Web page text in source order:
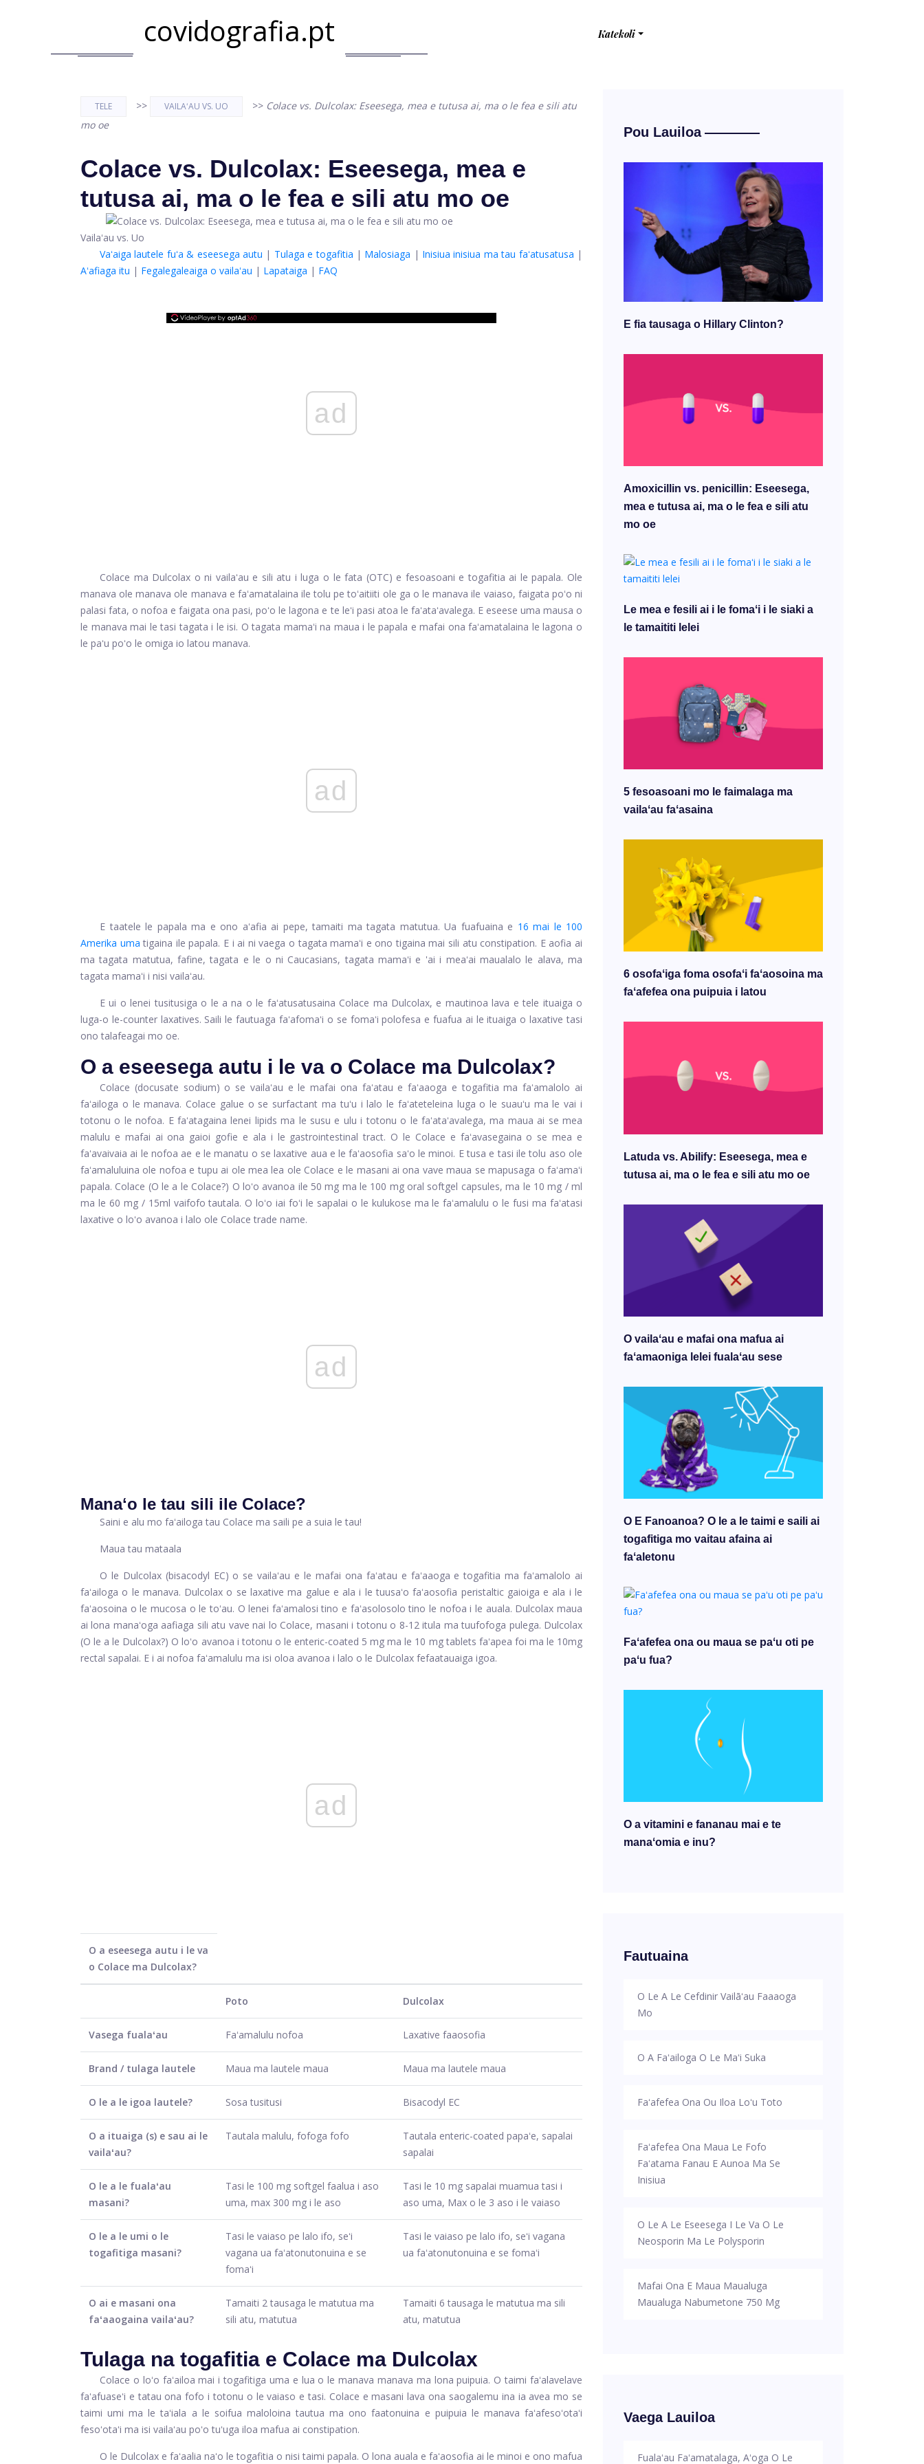
covidografia.pt Katekoli
TELE >> VAILAʻAU VS. UO >> Colace vs. Dulcolax: Eseesega, mea e tutusa ai, ma o le fea e sili atu
mo oe
Colace vs. Dulcolax: Eseesega, mea e
tutusa ai, ma o le fea e sili atu mo oe
Vailaʻau vs. Uo
Vaʻaiga lautele fuʻa & eseesega autu | Tulaga e togafitia | Malosiaga | Inisiua inisiua ma tau faʻatusatusa |
Aʻafiaga itu | Fegalegaleaiga o vailaʻau | Lapataiga | FAQ
ad
Colace ma Dulcolax o ni vailaʻau e sili atu i luga o le fata (OTC) e fesoasoani e togafitia ai le papala. Ole
manava ole manava ole manava e faʻamatalaina ile tolu pe toʻaitiiti ole ga o le manava ile vaiaso, faigata poʻo ni
palasi fata, o nofoa e faigata ona pasi, poʻo le lagona e te leʻi pasi atoa le faʻataʻavalega. E eseese uma mausa o
le manava mai le tasi tagata i le isi. O tagata mamaʻi na maua i le papala e mafai ona faʻamatalaina le lagona o
le paʻu poʻo le omiga io latou manava.
ad
E taatele le papala ma e ono aʻafia ai pepe, tamaiti ma tagata matutua. Ua fuafuaina e 16 mai le 100
Amerika uma tigaina ile papala. E i ai ni vaega o tagata mamaʻi e ono tigaina mai sili atu constipation. E aofia ai
ma tagata matutua, fafine, tagata e le o ni Caucasians, tagata mamaʻi e 'ai i meaʻai maualalo le alava, ma
tagata mamaʻi i nisi vailaʻau.
E ui o lenei tusitusiga o le a na o le faʻatusatusaina Colace ma Dulcolax, e mautinoa lava e tele ituaiga o
luga-o le-counter laxatives. Saili le fautuaga faʻafomaʻi o se fomaʻi polofesa e fuafua ai le ituaiga o laxative tasi
ono talafeagai mo oe.
O a eseesega autu i le va o Colace ma Dulcolax?
Colace (docusate sodium) o se vailaʻau e le mafai ona faʻatau e faʻaaoga e togafitia ma faʻamalolo ai
faʻailoga o le manava. Colace galue o se surfactant ma tuʻu i lalo le faʻateteleina luga o le suauʻu ma le vai i
totonu o le nofoa. E faʻatagaina lenei lipids ma le susu e ulu i totonu o le faʻataʻavalega, ma maua ai se mea
malulu e mafai ai ona gaioi gofie e ala i le gastrointestinal tract. O le Colace e faʻavasegaina o se mea e
faʻavaivaia ai le nofoa ae e le manatu o se laxative aua e le faʻaosofia saʻo le minoi. E tusa e tasi ile tolu aso ole
faʻamaluluina ole nofoa e tupu ai ole mea lea ole Colace e le masani ai ona vave maua se mapusaga o faʻamaʻi
papala. Colace (O le a le Colace?) O loʻo avanoa ile 50 mg ma le 100 mg oral softgel capsules, ma le 10 mg / ml
ma le 60 mg / 15ml vaifofo tautala. O loʻo iai foʻi le sapalai o le kulukose ma le faʻamalulu o le fusi ma faʻatasi
laxative o loʻo avanoa i lalo ole Colace trade name.
ad
Manaʻo le tau sili ile Colace?
Saini e alu mo faʻailoga tau Colace ma saili pe a suia le tau!
Maua tau mataala
O le Dulcolax (bisacodyl EC) o se vailaʻau e le mafai ona faʻatau e faʻaaoga e togafitia ma faʻamalolo ai
faʻailoga o le manava. Dulcolax o se laxative ma galue e ala i le tuusaʻo faʻaosofia peristaltic gaioiga e ala i le
faʻaosoina o le mucosa o le toʻau. O lenei faʻamalosi tino e faʻasolosolo tino le nofoa i le auala. Dulcolax maua
ai lona manaʻoga aafiaga sili atu vave nai lo Colace, masani i totonu o 8-12 itula ma tuufofoga pulega. Dulcolax
(O le a le Dulcolax?) O loʻo avanoa i totonu o le enteric-coated 5 mg ma le 10 mg tablets faʻapea foi ma le 10mg
rectal sapalai. E i ai nofoa faʻamalulu ma isi oloa avanoa i lalo o le Dulcolax fefaatauaiga igoa.
ad
O a eseesega autu i le va
o Colace ma Dulcolax?
Poto Dulcolax
Vasega fualaʻau Faʻamalulu nofoa Laxative faaosofia
Brand / tulaga lautele Maua ma lautele maua Maua ma lautele maua
O le a le igoa lautele? Sosa tusitusi Bisacodyl EC
O a ituaiga (s) e sau ai le
vailaʻau?
Tautala malulu, fofoga fofo
Tautala enteric-coated papaʻe, sapalai
sapalai
O le a le fualaʻau
masani?
Tasi le 100 mg softgel faalua i aso
uma, max 300 mg i le aso
Tasi le 10 mg sapalai muamua tasi i
aso uma, Max o le 3 aso i le vaiaso
O le a le umi o le
togafitiga masani?
Tasi le vaiaso pe lalo ifo, seʻi
vagana ua faʻatonutonuina e se
fomaʻi
Tasi le vaiaso pe lalo ifo, seʻi vagana
ua faʻatonutonuina e se fomaʻi
O ai e masani ona
faʻaaogaina vailaʻau?
Tamaiti 2 tausaga le matutua ma
sili atu, matutua
Tamaiti 6 tausaga le matutua ma sili
atu, matutua
Tulaga na togafitia e Colace ma Dulcolax
Colace o loʻo faʻailoa mai i togafitiga uma e lua o le manava manava ma lona puipuia. O taimi faʻalavelave
faʻafuaseʻi e tatau ona fofo i totonu o le vaiaso e tasi. Colace e masani lava ona saogalemu ina ia avea mo se
taimi umi ma le taʻiala a le soifua maloloina tautua ma ono faatonuina e puipuia le manava faʻafesoʻotaʻi
fesoʻotaʻi ma isi vailaʻau poʻo tuʻuga iloa mafua ai constipation.
O le Dulcolax e faʻaalia naʻo le togafitia o nisi taimi papala. O lona auala e faʻaosofia ai le minoi e ono mafua
Pou Lauiloa
E fia tausaga o Hillary Clinton?
Amoxicillin vs. penicillin: Eseesega,
mea e tutusa ai, ma o le fea e sili atu
mo oe
Le mea e fesili ai i le fomaʻi i le siaki a
le tamaititi lelei
5 fesoasoani mo le faimalaga ma
vailaʻau faʻasaina
6 osofaʻiga foma osofaʻi faʻaosoina ma
faʻafefea ona puipuia i latou
Latuda vs. Abilify: Eseesega, mea e
tutusa ai, ma o le fea e sili atu mo oe
O vailaʻau e mafai ona mafua ai
faʻamaoniga lelei fualaʻau sese
O E Fanoanoa? O le a le taimi e saili ai
togafitiga mo vaitau afaina ai
faʻaletonu
Faʻafefea ona ou maua se paʻu oti pe
paʻu fua?
O a vitamini e fananau mai e te
manaʻomia e inu?
Fautuaina
O Le A Le Cefdinir Vailāʻau Faaaoga
Mo
O A Faʻailoga O Le Maʻi Suka
Faʻafefea Ona Ou Iloa Loʻu Toto
Faʻafefea Ona Maua Le Fofo
Faʻatama Fanau E Aunoa Ma Se
Inisiua
O Le A Le Eseesega I Le Va O Le
Neosporin Ma Le Polysporin
Mafai Ona E Maua Maualuga
Maualuga Nabumetone 750 Mg
Vaega Lauiloa
Fualaʻau Faʻamatalaga, Aʻoga O Le